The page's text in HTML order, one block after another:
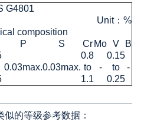
G4801
Unit：%
composition
P S Cr Mo V B
0.03max.0.03max.
0.8
to
1.1
-
0.15
to
0.25
-
似的等级参考数据：